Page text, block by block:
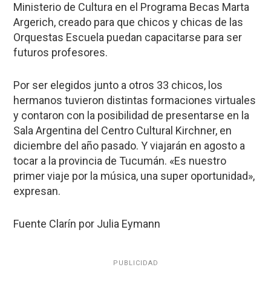
Ministerio de Cultura en el Programa Becas Marta
Argerich, creado para que chicos y chicas de las
Orquestas Escuela puedan capacitarse para ser
futuros profesores.
Por ser elegidos junto a otros 33 chicos, los
hermanos tuvieron distintas formaciones virtuales
y contaron con la posibilidad de presentarse en la
Sala Argentina del Centro Cultural Kirchner, en
diciembre del año pasado. Y viajarán en agosto a
tocar a la provincia de Tucumán. «Es nuestro
primer viaje por la música, una super oportunidad»,
expresan.
Fuente Clarín por Julia Eymann
PUBLICIDAD